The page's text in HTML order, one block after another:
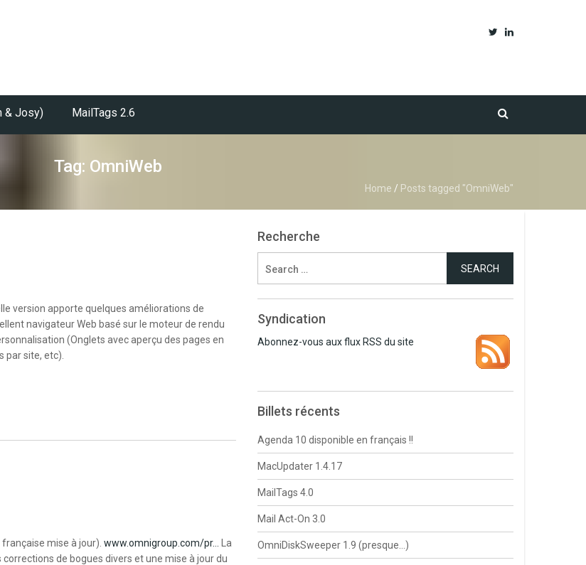
& Josy) MailTags 2.6
Tag: OmniWeb
Home / Posts tagged "OmniWeb"
version apporte quelques améliorations de
navigateur Web basé sur le moteur de rendu
(Onglets avec aperçu des pages en
par site, etc).
mise à jour). www.omnigroup.com/pr…
La
de bogues divers et une mise à jour du
Recherche
for:
Syndication
Abonnez-vous aux flux RSS du site
Billets récents
Agenda 10 disponible en français !!
MacUpdater 1.4.17
MailTags 4.0
Mail Act-On 3.0
OmniDiskSweeper 1.9 (presque…)